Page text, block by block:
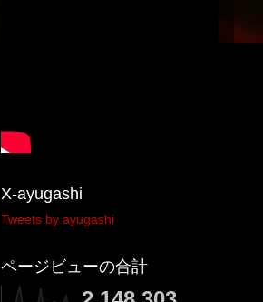
X-ayugashi
Tweets by ayugashi
ページビューの合計